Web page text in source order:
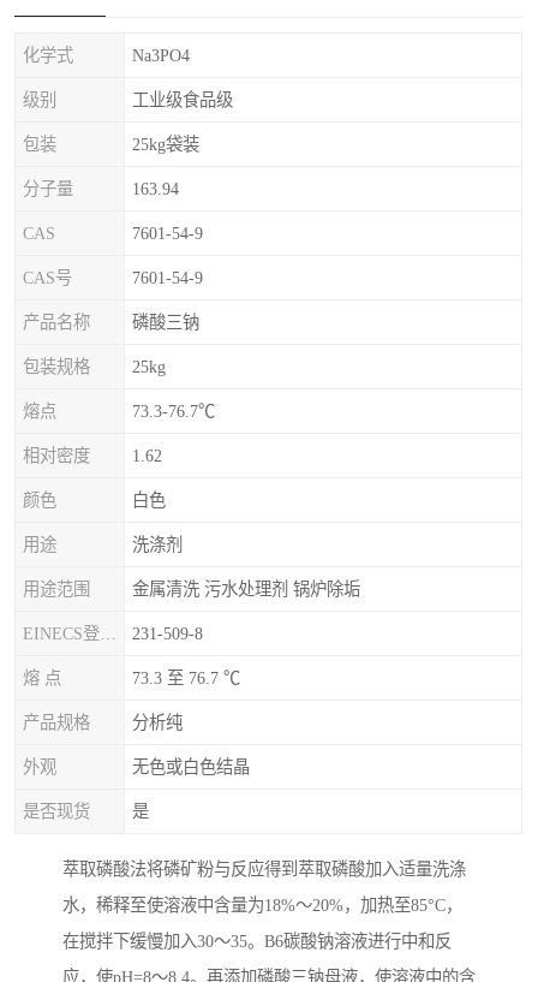
化学式 Na3PO4
级别 工业级食品级
包装 25kg袋装
分子量 163.94
CAS 7601-54-9
CAS号 7601-54-9
产品名称 磷酸三钠
包装规格 25kg
熔点 73.3-76.7℃
相对密度 1.62
颜色 白色
用途 洗涤剂
用途范围 金属清洗 污水处理剂 锅炉除垢
231-509-8
熔 点 73.3 至 76.7 ℃
产品规格 分析纯
外观 无色或白色结晶
是否现货 是
萃取磷酸法将磷矿粉与反应得到萃取磷酸加入适量洗涤
水，稀释至使溶液中含量为18%～20%，加热至85°C，
在搅拌下缓慢加入30～35。B6碳酸钠溶液进行中和反
应，使pH=8～8.4。再添加磷酸三钠母液，使溶液中的含